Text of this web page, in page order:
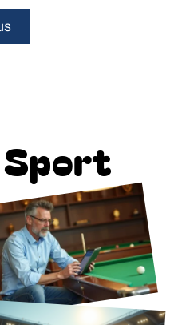
Sport